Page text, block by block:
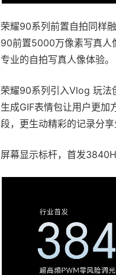
荣耀90系列前置自拍同样
90前置5000万像素写真人
专业的自拍写真人像体验。
荣耀90系列引入Vlog 玩法
生成GIF表情包让用户更加
段，更生动精彩的记录分享
屏幕显示标杆，首发